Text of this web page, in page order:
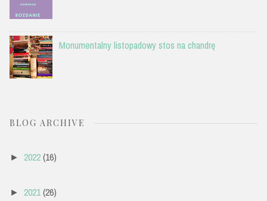
Monumentalny listopadowy stos na chandrę
BLOG ARCHIVE
► 2022(16)
► 2021(26)